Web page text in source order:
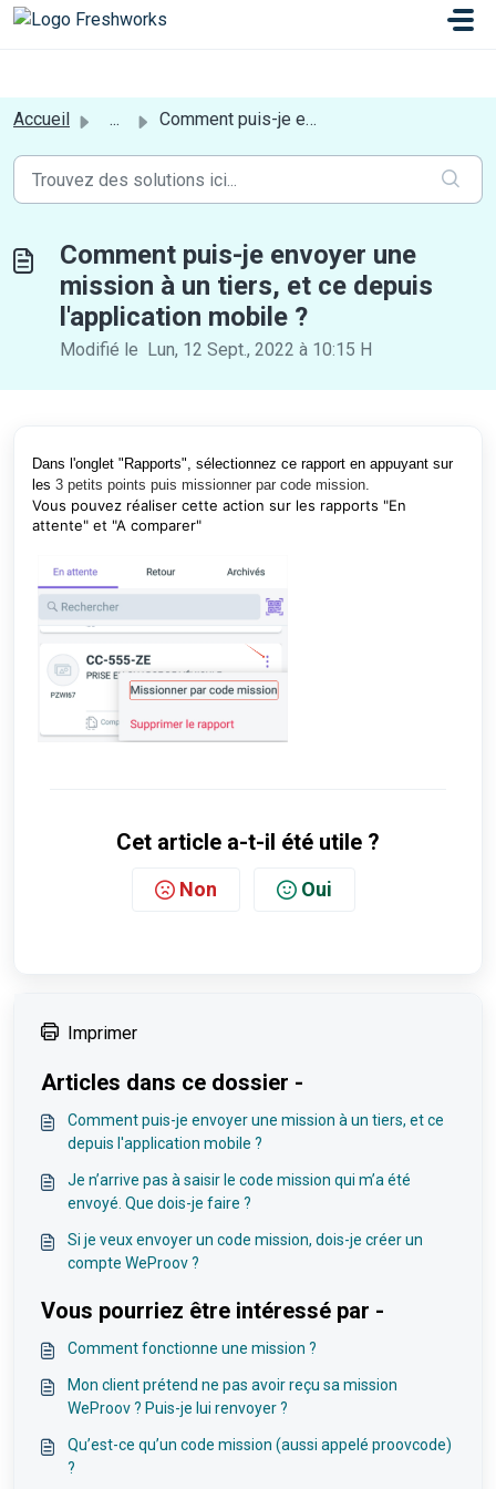
a[href*='login'] {display:none;}
Passer au contenu principal
Accueil ... Comment puis-je envoyer une mission à un tiers, et ce dep...
Comment puis-je envoyer une
mission à un tiers, et ce depuis
l'application mobile ?
Modifié le Lun, 12 Sept., 2022 à 10:15 H
Dans l'onglet "Rapports", sélectionnez ce rapport en appuyant sur
les 3 petits points puis missionner par code mission.
Vous pouvez réaliser cette action sur les rapports "En
attente" et "A comparer"
Cet article a-t-il été utile ?
Non Oui
Imprimer
Articles dans ce dossier -
Comment puis-je envoyer une mission à un tiers, et ce
depuis l'application mobile ?
Je n’arrive pas à saisir le code mission qui m’a été
envoyé. Que dois-je faire ?
Si je veux envoyer un code mission, dois-je créer un
compte WeProov ?
Vous pourriez être intéressé par -
Comment fonctionne une mission ?
Mon client prétend ne pas avoir reçu sa mission
WeProov ? Puis-je lui renvoyer ?
Qu’est-ce qu’un code mission (aussi appelé proovcode)
?